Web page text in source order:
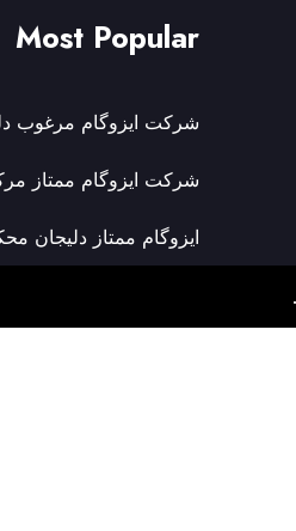
Most Popular
شرکت ایزوگام مرغوب
شرکت ایزوگام ممتاز
ایزوگام ممتاز دلیجان